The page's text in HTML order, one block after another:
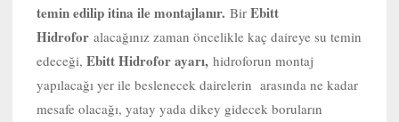
temin edilip itina ile montajlanır. Bir Ebitt
Hidrofor alacağınız zaman öncelikle kaç daireye su temin
edeceği, Ebitt Hidrofor ayarı, hidroforun montaj
yapılacağı yer ile beslenecek dairelerin arasında ne kadar
mesafe olacağı, yatay yada dikey gidecek boruların